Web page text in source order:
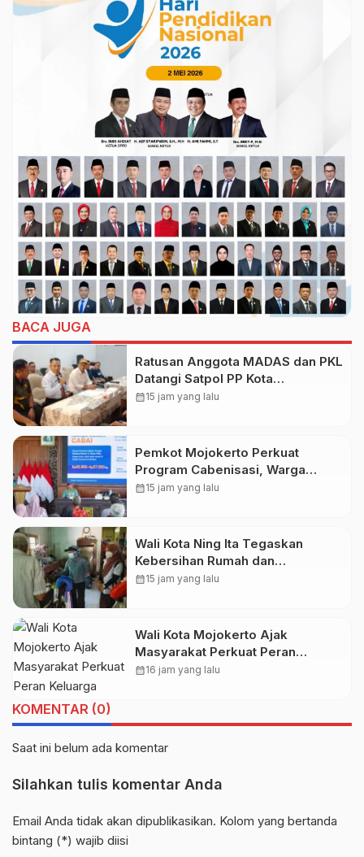
BACA JUGA
Ratusan Anggota MADAS dan PKL
Datangi Satpol PP Kota
Probolinggo, Bahas Penataan PKL
calendar_month15 jam yang lalu
Pemkot Mojokerto Perkuat
Program Cabenisasi, Warga
Dibekali Teknik Budidaya Cabai
calendar_month15 jam yang lalu
Wali Kota Ning Ita Tegaskan
Kebersihan Rumah dan
Lingkungan Jadi Fondasi Kota
calendar_month15 jam yang lalu
Wali Kota Mojokerto Ajak
Masyarakat Perkuat Peran
Keluarga Cegah Penyalahgunaan
calendar_month16 jam yang lalu
KOMENTAR (0)
Saat ini belum ada komentar
Silahkan tulis komentar Anda
Email Anda tidak akan dipublikasikan. Kolom yang bertanda
bintang (*) wajib diisi